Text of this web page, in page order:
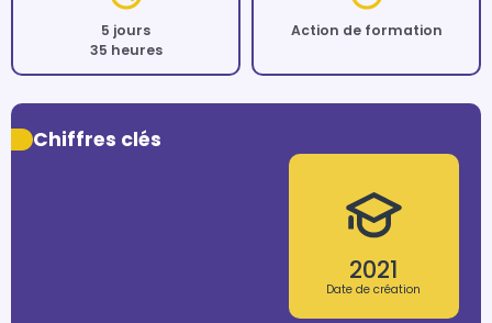
5 jours
35 heures
Action de formation
Chiffres clés
2021
Date de création